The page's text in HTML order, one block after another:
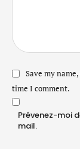
Save my
time I comment.
Prévenez-moi
mail.